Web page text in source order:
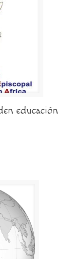
educación